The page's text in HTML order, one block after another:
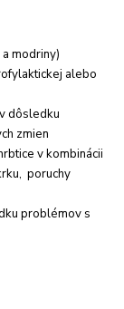
modriny)
alebo
dôsledku
zmien
v kombinácii
poruchy
problémov s